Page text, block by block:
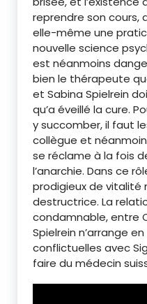
reprendre son cours,
elle-même une
nouvelle science
est néanmoins
bien le thérapeute
et Sabina Spielrein
qu’a éveillé la cure.
y succomber, il faut
collègue et
se réclame à la fois
l’anarchie. Dans ce
prodigieux de vitalité
destructrice. La
condamnable, entre
Spielrein n’arrange
conflictuelles avec
faire du médecin